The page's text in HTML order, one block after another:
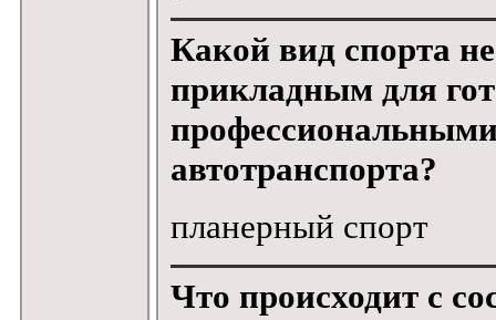
Какой вид спорта
прикладным для
автотранспорта?
планерный спорт
Что происходит с